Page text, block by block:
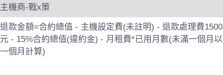
主機商-戰x策
退款金額=合約總值 - 主機設定費(未註明) - 退款處理費1500
元 - 15%合約總值(違約金) - 月租費*已用月數(未滿一個月以
一個月計算)